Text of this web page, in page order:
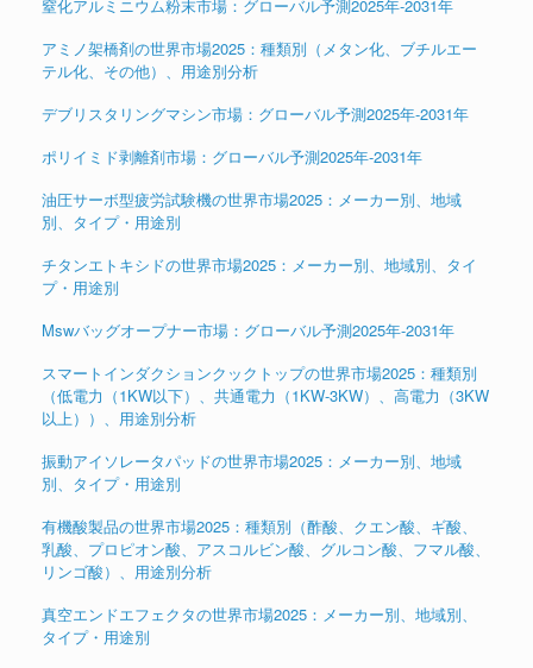
窒化アルミニウム粉末市場：グローバル予測2025年-2031年
アミノ架橋剤の世界市場2025：種類別（メタン化、ブチルエー
テル化、その他）、用途別分析
デブリスタリングマシン市場：グローバル予測2025年-2031年
ポリイミド剥離剤市場：グローバル予測2025年-2031年
油圧サーボ型疲労試験機の世界市場2025：メーカー別、地域
別、タイプ・用途別
チタンエトキシドの世界市場2025：メーカー別、地域別、タイ
プ・用途別
Mswバッグオープナー市場：グローバル予測2025年-2031年
スマートインダクションクックトップの世界市場2025：種類別
（低電力（1KW以下）、共通電力（1KW-3KW）、高電力（3KW
以上））、用途別分析
振動アイソレータパッドの世界市場2025：メーカー別、地域
別、タイプ・用途別
有機酸製品の世界市場2025：種類別（酢酸、クエン酸、ギ酸、
乳酸、プロピオン酸、アスコルビン酸、グルコン酸、フマル酸、
リンゴ酸）、用途別分析
真空エンドエフェクタの世界市場2025：メーカー別、地域別、
タイプ・用途別